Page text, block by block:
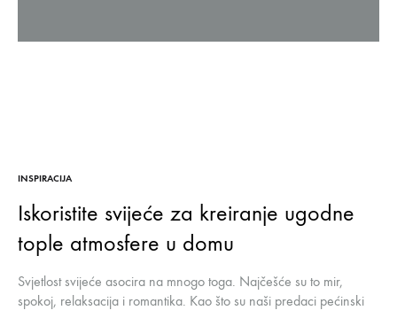
INSPIRACIJA
Iskoristite svijeće za kreiranje ugodne
tople atmosfere u domu
Svjetlost svijeće asocira na mnogo toga. Najčešće su to mir,
spokoj, relaksacija i romantika. Kao što su naši predaci pećinski